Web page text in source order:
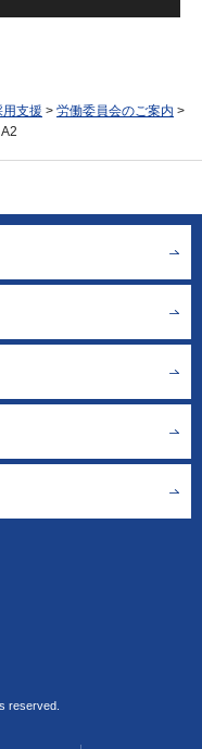
支援 > 労働委員会のご案内 >
reserved.